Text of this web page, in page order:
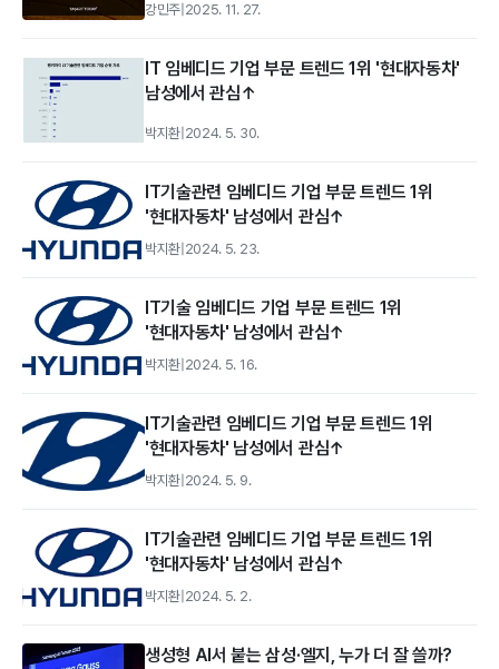
강민주 2025. 11. 27.
IT 임베디드 기업 부문 트렌드 1위 '현대자동차'
남성에서 관심↑
박지환 2024. 5. 30.
IT기술관련 임베디드 기업 부문 트렌드 1위
'현대자동차' 남성에서 관심↑
박지환 2024. 5. 23.
IT기술 임베디드 기업 부문 트렌드 1위
'현대자동차' 남성에서 관심↑
박지환 2024. 5. 16.
IT기술관련 임베디드 기업 부문 트렌드 1위
'현대자동차' 남성에서 관심↑
박지환 2024. 5. 9.
IT기술관련 임베디드 기업 부문 트렌드 1위
'현대자동차' 남성에서 관심↑
박지환 2024. 5. 2.
생성형 AI서 붙는 삼성·엘지, 누가 더 잘 쓸까?